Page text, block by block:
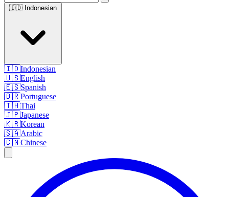
🇮🇩 Indonesian
🇮🇩Indonesian
🇺🇸English
🇪🇸Spanish
🇧🇷Portuguese
🇹🇭Thai
🇯🇵Japanese
🇰🇷Korean
🇸🇦Arabic
🇨🇳Chinese